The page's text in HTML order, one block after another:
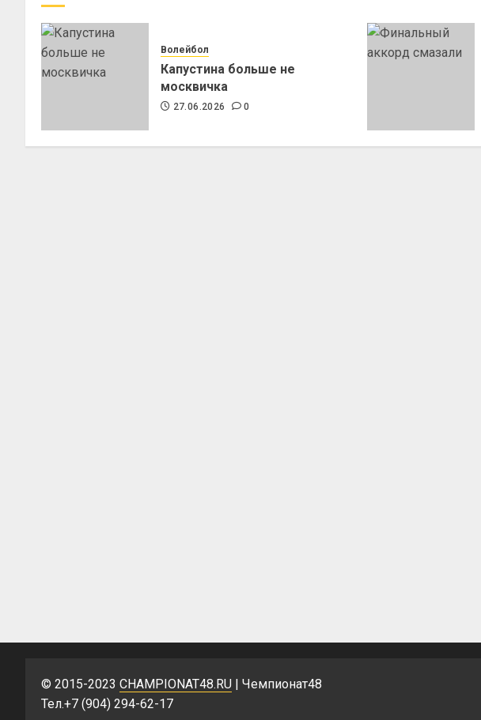
Волейбол
Капустина больше не
москвичка
27.06.2026 0
© 2015-2023 CHAMPIONAT48.RU | Чемпионат48
Тел.+7 (904) 294-62-17